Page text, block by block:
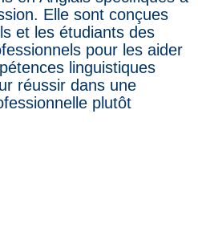
Elle sont conçues
et les étudiants des
pour les aider
linguistiques
réussir dans une
plutôt